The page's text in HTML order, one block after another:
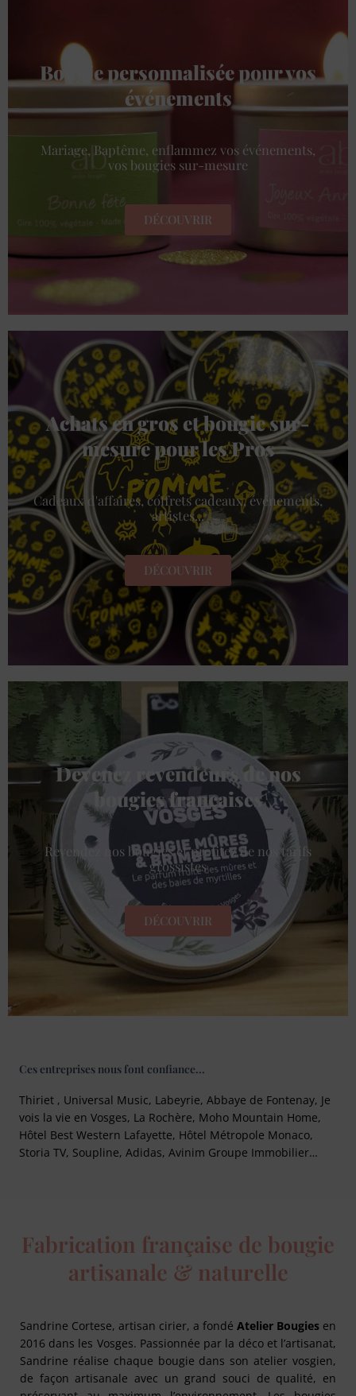
Bougie personnalisée pour vos
événements
Mariage, Baptême, enflammez vos événements,
vos bougies sur-mesure
DÉCOUVRIR
Achats en gros et bougie sur-
mesure pour les Pros
Cadeaux d'affaires, coffrets cadeaux, événements,
artistes...
DÉCOUVRIR
Devenez revendeurs de nos
bougies françaises
Revendez nos bougies et profitez de nos tarifs
grossistes
DÉCOUVRIR
Ces entreprises nous font confiance...
Thiriet , Universal Music, Labeyrie, Abbaye de Fontenay, Je
vois la vie en Vosges, La Rochère, Moho Mountain Home,
Hôtel Best Western Lafayette, Hôtel Métropole Monaco,
Storia TV, Soupline, Adidas, Avinim Groupe Immobilier…
Fabrication française de bougie
artisanale & naturelle
Sandrine Cortese, artisan cirier, a fondé Atelier Bougies en
2016 dans les Vosges. Passionnée par la déco et l’artisanat,
Sandrine réalise chaque bougie dans son atelier vosgien,
de façon artisanale avec un grand souci de qualité, en